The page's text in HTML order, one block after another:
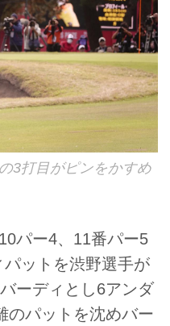
3打目がピンをかすめ
パー4、11番パー5
ットを渋野選手が
ーディとし6アンダ
のパットを沈めバー